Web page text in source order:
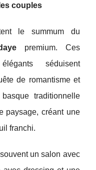
couples
le summum du
premium. Ces
séduisent
de romantisme et
traditionnelle
paysage, créant une
franchi.
un salon avec